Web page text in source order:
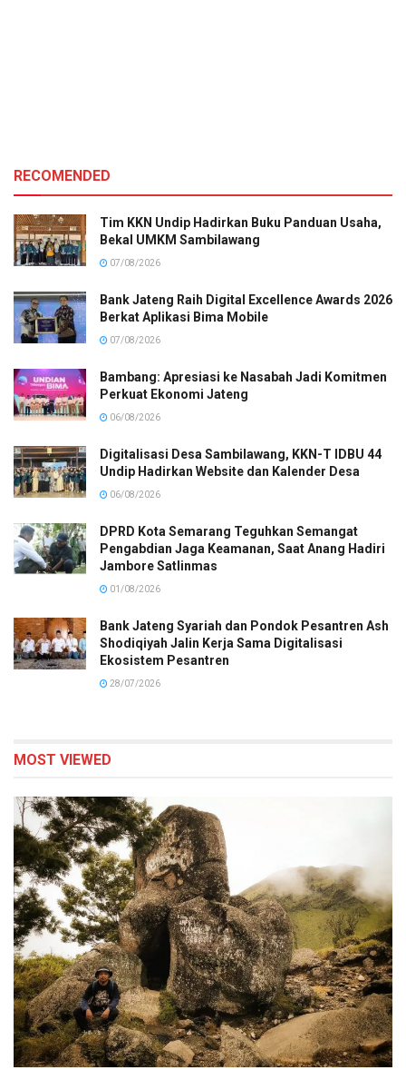
RECOMENDED
Tim KKN Undip Hadirkan Buku Panduan Usaha,
Bekal UMKM Sambilawang
07/08/2026
Bank Jateng Raih Digital Excellence Awards 2026
Berkat Aplikasi Bima Mobile
07/08/2026
Bambang: Apresiasi ke Nasabah Jadi Komitmen
Perkuat Ekonomi Jateng
06/08/2026
Digitalisasi Desa Sambilawang, KKN-T IDBU 44
Undip Hadirkan Website dan Kalender Desa
06/08/2026
DPRD Kota Semarang Teguhkan Semangat
Pengabdian Jaga Keamanan, Saat Anang Hadiri
Jambore Satlinmas
01/08/2026
Bank Jateng Syariah dan Pondok Pesantren Ash
Shodiqiyah Jalin Kerja Sama Digitalisasi
Ekosistem Pesantren
28/07/2026
MOST VIEWED